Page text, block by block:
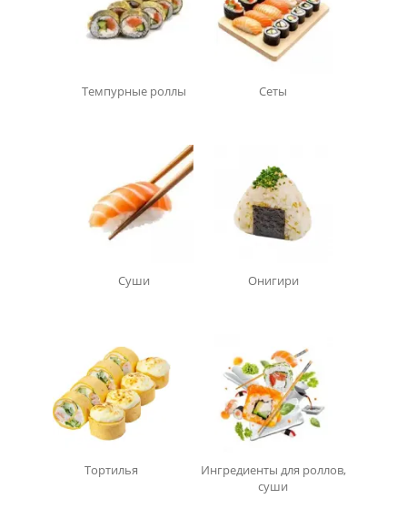
Темпурные роллы Сеты
Суши Онигири
Тортилья
Ингредиенты для роллов,
суши